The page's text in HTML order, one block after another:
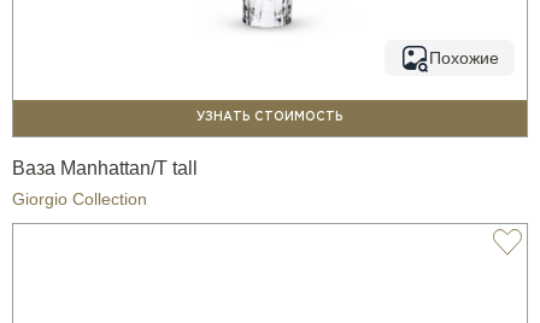
Похожие
УЗНАТЬ СТОИМОСТЬ
Ваза Manhattan/T tall
Giorgio Collection